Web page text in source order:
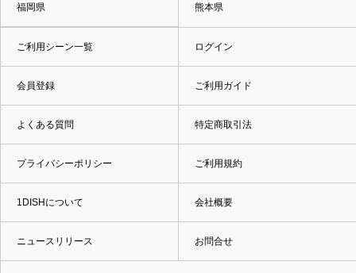
福岡県 熊本県
ご利用シーン一覧 ログイン
会員登録 ご利用ガイド
よくある質問 特定商取引法
プライバシーポリシー ご利用規約
1DISHについて 会社概要
ニュースリリース お問合せ